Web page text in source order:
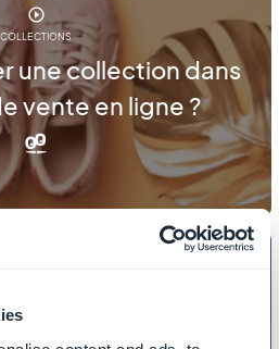
COLLECTIONS
une collection dans
vente en ligne ?
COLLECTIONS